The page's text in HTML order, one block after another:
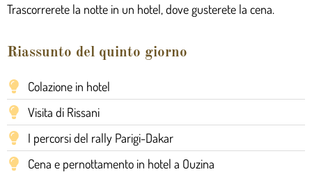
Trascorrerete la notte in un hotel, dove gusterete la cena.
Riassunto del quinto giorno
Colazione in hotel
Visita di Rissani
I percorsi del rally Parigi-Dakar
Cena e pernottamento in hotel a Ouzina